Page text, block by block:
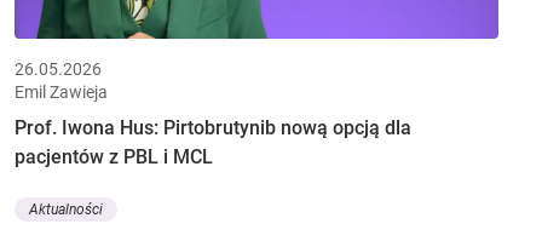
26.05.2026
Emil Zawieja
Prof. Iwona Hus: Pirtobrutynib nową opcją dla
pacjentów z PBL i MCL
Aktualności